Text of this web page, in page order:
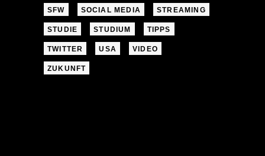
SFW SOCIAL MEDIA STREAMING
STUDIE STUDIUM TIPPS
TWITTER USA VIDEO
ZUKUNFT